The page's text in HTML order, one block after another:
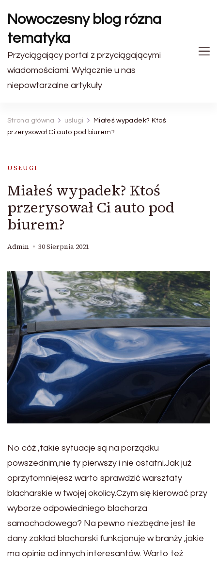
Nowoczesny blog rózna
tematyka
Przyciągający portal z przyciągającymi
wiadomościami. Wyłącznie u nas
niepowtarzalne artykuły
Strona główna usługi
Miałeś wypadek? Ktoś
przerysował Ci auto pod biurem?
USŁUGI
Miałeś wypadek? Ktoś
przerysował Ci auto pod
biurem?
Admin 30 Sierpnia 2021
No cóż ,takie sytuacje są na porządku
powszednim,nie ty pierwszy i nie ostatni.Jak już
oprzytomniejesz warto sprawdzić warsztaty
blacharskie w twojej okolicy.Czym się kierować przy
wyborze odpowiedniego blacharza
samochodowego? Na pewno niezbędne jest ile
dany zakład blacharski funkcjonuje w branży ,jakie
ma opinie od innych interesantów. Warto też